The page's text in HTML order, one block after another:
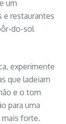
um
e restaurantes
do-sol
experimente
que ladeiam
e o tom
para uma
mais forte.